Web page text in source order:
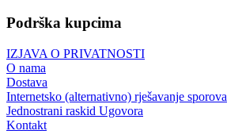
Podrška kupcima
IZJAVA O PRIVATNOSTI
O nama
Dostava
Internetsko (alternativno) rješavanje sporova
Jednostrani raskid Ugovora
Kontakt